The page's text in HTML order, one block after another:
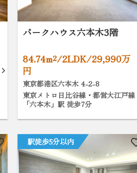
パークハウス六本木3階
84.74m²/2LDK/29,990万
円
東京都港区六本木 4-2-8
東京メトロ日比谷線・都営大江戸線
「六本木」駅 徒歩7分
駅徒歩5分以内